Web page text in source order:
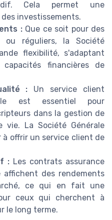
Cela permet une
investissements.
:Que ce soit pour des
ou réguliers, la Société
flexibilité, s'adaptant
financières de
: Un service client
est essentiel pour
dans la gestion de
vie. La Société Générale
offrir un service client de
: Les contrats assurance
affichent des rendements
ce qui en fait une
ceux qui cherchent à
le long terme.